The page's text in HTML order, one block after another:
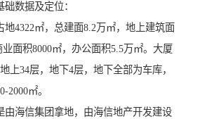
数据及定位：
地4322㎡，总建面8.2万㎡，地上建筑面
面积8000㎡，办公面积5.5万㎡。大厦
上34层，地下4层，地下全部为车库，
2000㎡。
由海信集团拿地，由海信地产开发建设